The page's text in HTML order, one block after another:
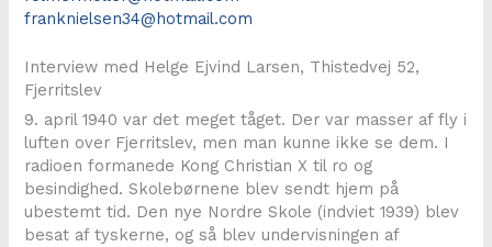
franknielsen34@hotmail.com
Interview med Helge Ejvind Larsen, Thistedvej 52,
Fjerritslev
9. april 1940 var det meget tåget. Der var masser af fly i
luften over Fjerritslev, men man kunne ikke se dem. I
radioen formanede Kong Christian X til ro og
besindighed. Skolebørnene blev sendt hjem på
ubestemt tid. Den nye Nordre Skole (indviet 1939) blev
besat af tyskerne, og så blev undervisningen af